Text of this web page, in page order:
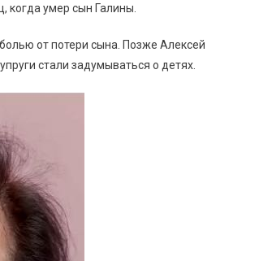
когда умер сын Галины.
от потери сына. Позже Алексей
стали задумываться о детях.